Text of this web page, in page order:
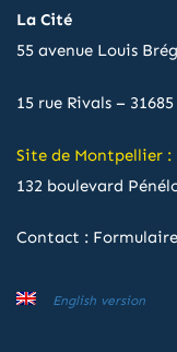
La Cité
55 avenue Louis
15 rue Rivals –
Site de Montpellier :
132 boulevard
Contact :
English version